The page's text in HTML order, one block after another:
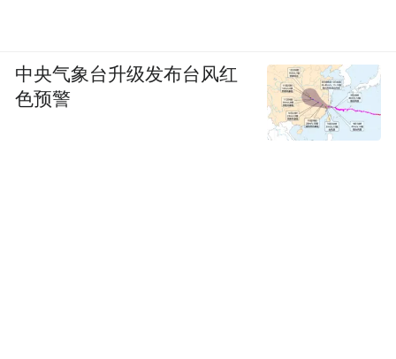
中央气象台升级发布台风红
色预警